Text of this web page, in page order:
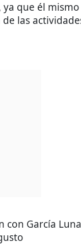
que él
las
con García